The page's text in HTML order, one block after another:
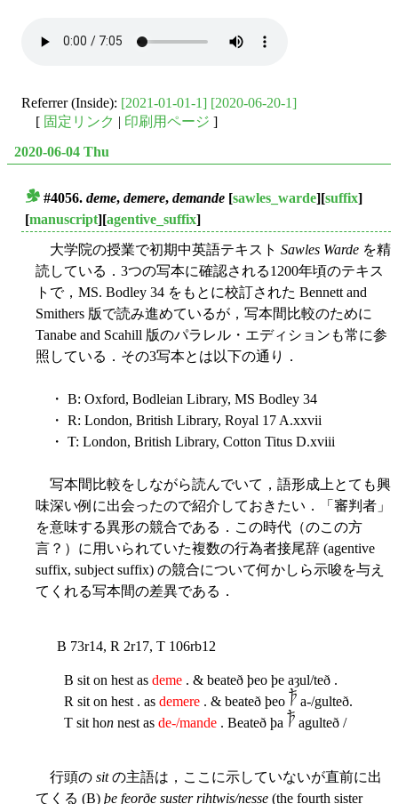
Referrer (Inside): [2021-01-01-1] [2020-06-20-1]
[ 固定リンク | 印刷用ページ ]
2020-06-04 Thu
#4056. deme, demere, demande [sawles_warde][suffix]
[manuscript][agentive_suffix]
大学院の授業で初期中英語テキスト Sawles Warde を精
読している．3つの写本に確認される1200年頃のテキス
トで，MS. Bodley 34 をもとに校訂された Bennett and
Smithers 版で読み進めているが，写本間比較のために
Tanabe and Scahill 版のパラレル・エディションも常に参
照している．その3写本とは以下の通り．
・ B: Oxford, Bodleian Library, MS Bodley 34
・ R: London, British Library, Royal 17 A.xxvii
・ T: London, British Library, Cotton Titus D.xviii
写本間比較をしながら読んでいて，語形成上とても興
味深い例に出会ったので紹介しておきたい．「審判者」
を意味する異形の競合である．この時代（のこの方
言？）に用いられていた複数の行為者接尾辞 (agentive
suffix, subject suffix) の競合について何かしら示唆を与え
てくれる写本間の差異である．
B 73r14, R 2r17, T 106rb12
B sit on hest as deme . & beateð þeo þe aȝul/teð .
R sit on hest . as demere . & beateð þeo
a-/gulteð.
T sit hon nest as de-/mande . Beateð þa agulteð /
行頭の sitの主語は，ここに示していないが直前に出
てくる (B) þe feorðe suster rihtwis/nesse (the fourth sister